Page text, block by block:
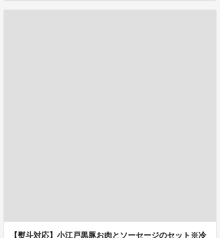
【熨斗対応】小江戸黒豚お肉とソーセージのセット※冷